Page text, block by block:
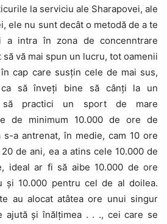
la serviciu ale Sharapovei, ale
ele nu sunt decât o metodă de a te
a intra în zona de concenntrare
să vă mai spun un lucru, tot oamenii
cap care susțin cele de mai sus,
să înveți bine să cânți la un
să practici un sport de mare
de minimum 10.000 de ore de
s-a antrenat, în medie, cam 10 ore
de ani, ea a atins cele 10.000 de
ideal ar fi să aibe 10.000 de ore
și 10.000 pentru cel de al doilea.
au alocat atâtea ore unui singur
ajută și înălțimea . . ., cei care se